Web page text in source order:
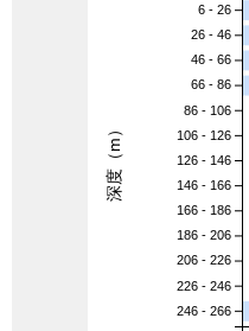
6 - 26
26 - 46
46 - 66
66 - 86
86 - 106
106 - 126
126 - 146
146 - 166
166 - 186
186 - 206
206 - 226
226 - 246
246 - 266
深度（m）